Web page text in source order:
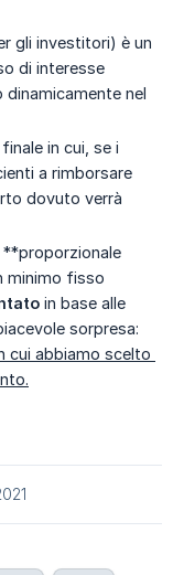
gli investitori) è un
di interesse
nel
in cui, se i
a rimborsare
dovuto verrà
**proporzionale
minimo fisso
in base alle
sorpresa:
cui abbiamo scelto